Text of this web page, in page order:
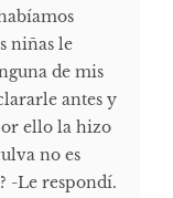
niñas le
de mis
antes y
ello la hizo
no es
-Le respondí.